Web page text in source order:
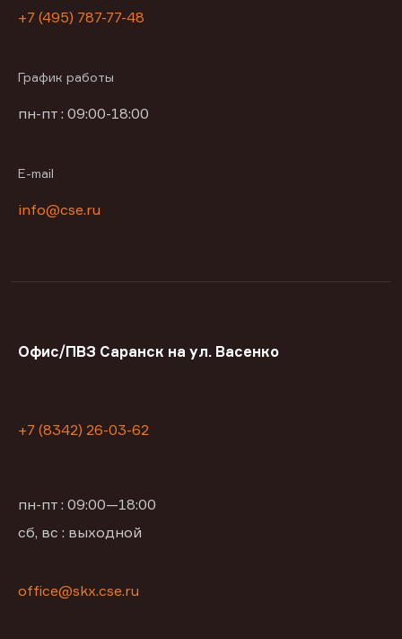
+7 (495) 787-77-48
График работы
пн-пт : 09:00-18:00
E-mail
info@cse.ru
Офис/ПВЗ Саранск на ул. Васенко
+7 (8342) 26-03-62
пн-пт : 09:00—18:00
сб, вс : выходной
office@skx.cse.ru